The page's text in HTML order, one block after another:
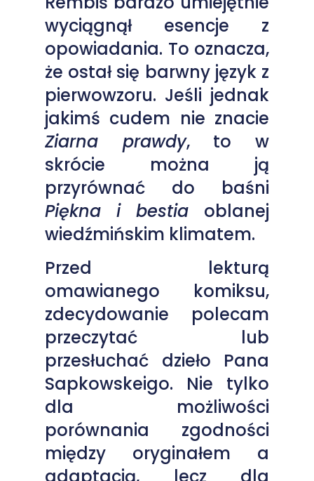
wyciągnął esencje z
opowiadania. To oznacza,
że ostał się barwny język z
pierwowzoru. Jeśli jednak
jakimś cudem nie znacie
Ziarna prawdy, to w
skrócie można ją
przyrównać do baśni
Piękna i bestia oblanej
wiedźmińskim klimatem.
Przed lekturą
omawianego komiksu,
zdecydowanie polecam
przeczytać lub
przesłuchać dzieło Pana
Sapkowskeigo. Nie tylko
dla możliwości
porównania zgodności
między oryginałem a
adaptacją, lecz dla